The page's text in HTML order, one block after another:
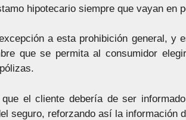
hipotecario siempre que vayan en
a esta prohibición general, y
que se permita al consumidor
el cliente debería de ser
seguro, reforzando así la información